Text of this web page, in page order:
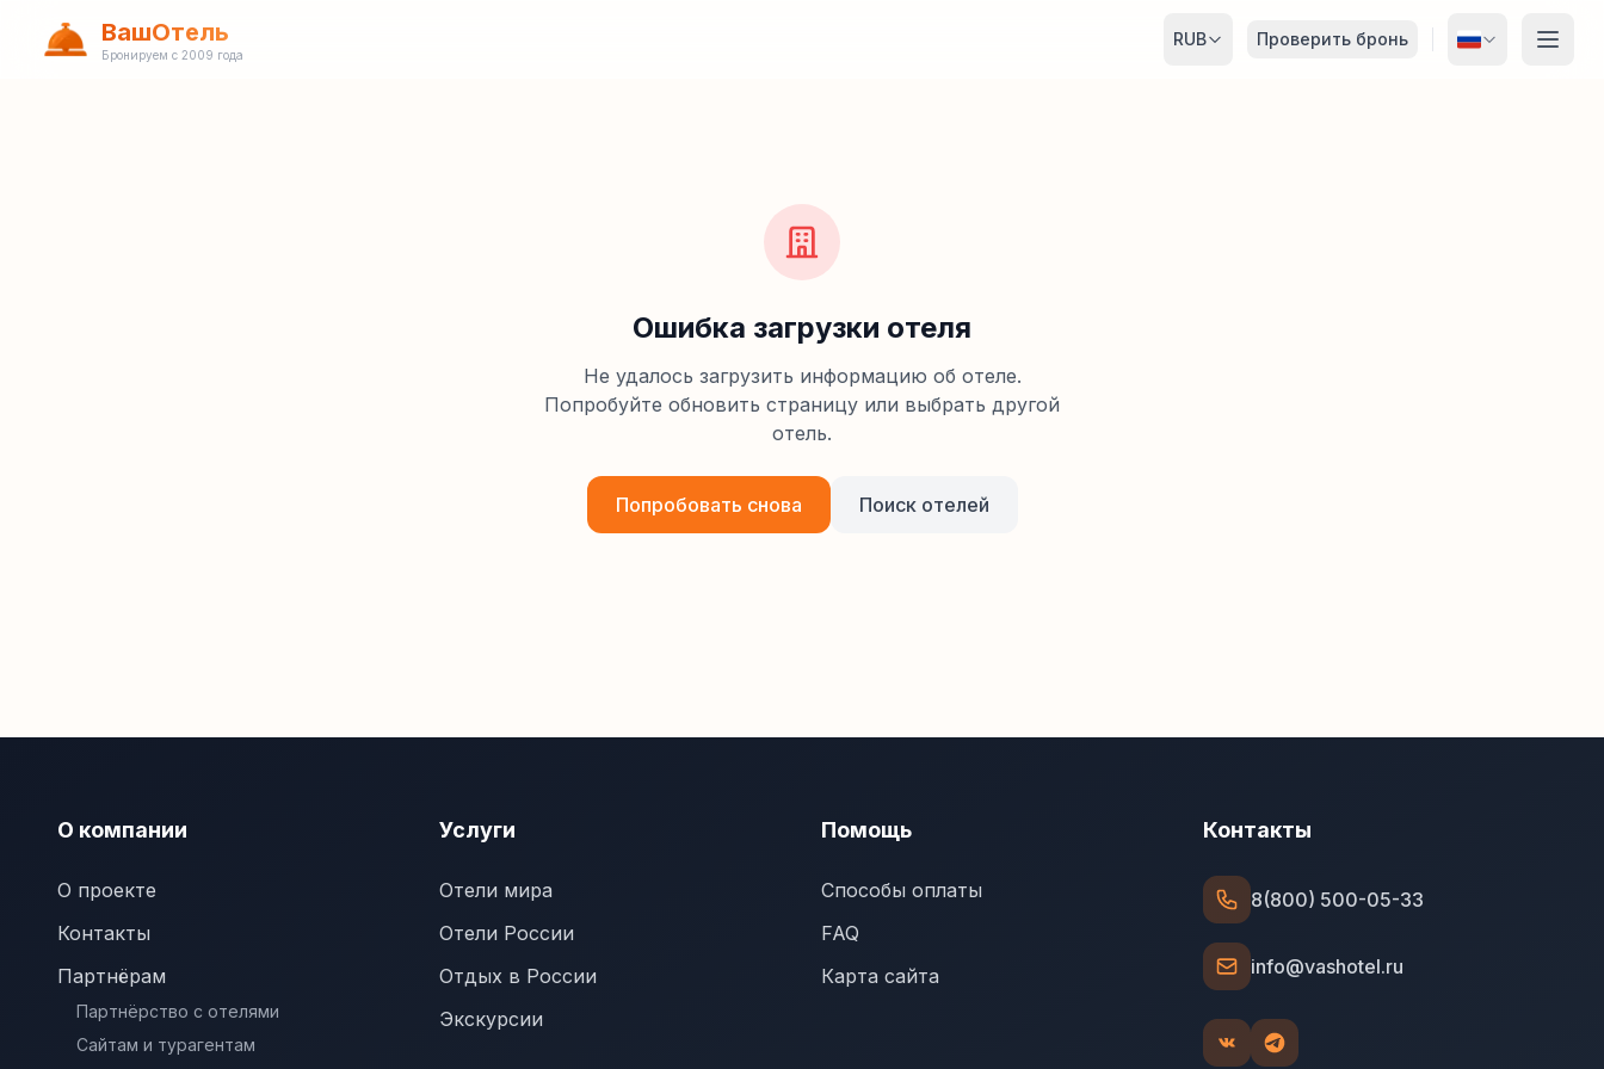
ВашОтель
Бронируем с 2009 года
RUB Проверить бронь
Ошибка загрузки отеля
Не удалось загрузить информацию об отеле.
Попробуйте обновить страницу или выбрать другой
отель.
Попробовать снова Поиск отелей
О компании
О проекте
Контакты
Партнёрам
Партнёрство с отелями
Сайтам и турагентам
Услуги
Отели мира
Отели России
Отдых в России
Экскурсии
Помощь
Способы оплаты
FAQ
Карта сайта
Контакты
8(800) 500-05-33
info@vashotel.ru